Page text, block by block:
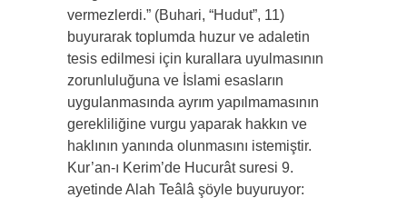
vermezlerdi.” (Buhari, “Hudut”, 11)
buyurarak toplumda huzur ve adaletin
tesis edilmesi için kurallara uyulmasının
zorunluluğuna ve İslami esasların
uygulanmasında ayrım yapılmamasının
gerekliliğine vurgu yaparak hakkın ve
haklının yanında olunmasını istemiştir.
Kur’an-ı Kerim’de Hucurât suresi 9.
ayetinde Alah Teâlâ şöyle buyuruyor: